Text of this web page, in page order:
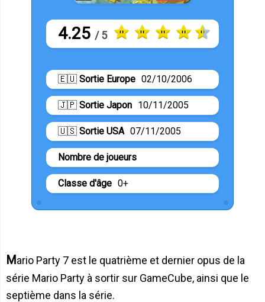
4.25 / 5
🇪🇺 Sortie Europe 02/10/2006
🇯🇵 Sortie Japon 10/11/2005
🇺🇸 Sortie USA 07/11/2005
Nombre de joueurs
Classe d'âge 0+
Mario Party 7 est le quatrième et dernier opus de la
série Mario Party à sortir sur GameCube, ainsi que le
septième dans la série.